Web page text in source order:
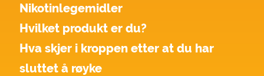
Nikotinlegemidler
Hvilket produkt er du?
Hva skjer i kroppen etter at du har
sluttet å røyke